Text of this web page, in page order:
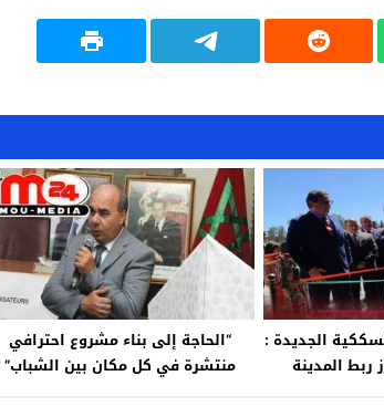
الجديدة :
ربط المدينة
“الحاجة إلى بناء مشروع احترافي
منتشرة في كل مكان بين الشباب”